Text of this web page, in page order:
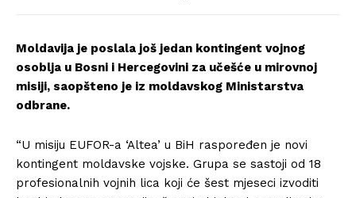
Moldavija je poslala još jedan kontingent vojnog
osoblja u Bosni i Hercegovini za učešće u mirovnoj
misiji, saopšteno je iz moldavskog Ministarstva
odbrane.
“U misiju EUFOR-a ‘Altea’ u BiH raspoređen je novi
kontingent moldavske vojske. Grupa se sastoji od 18
profesionalnih vojnih lica koji će šest mjeseci izvoditi